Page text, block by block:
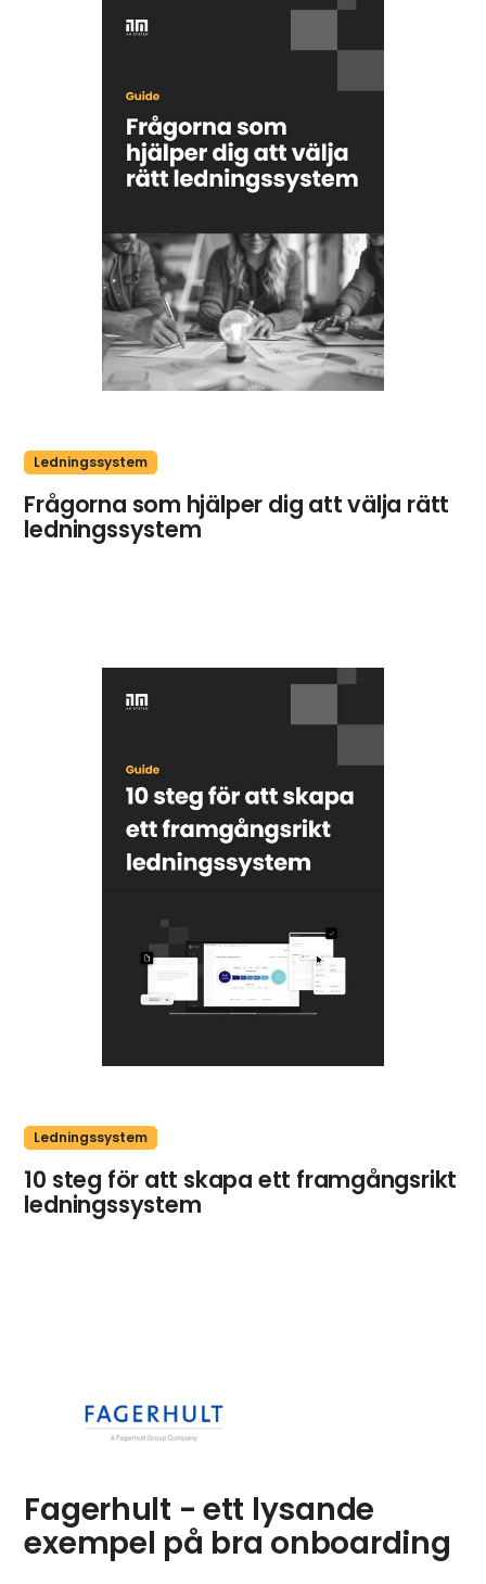
Ledningssystem
Frågorna som hjälper dig att välja rätt
ledningssystem
Ledningssystem
10 steg för att skapa ett framgångsrikt
ledningssystem
Fagerhult - ett lysande
exempel på bra onboarding